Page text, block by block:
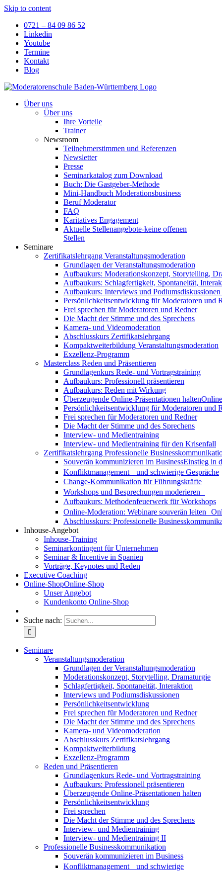
Skip to content
0721 – 84 09 86 52
Linkedin
Youtube
Termine
Kontakt
Blog
Über uns
Über uns
Ihre Vorteile
Trainer
Newsroom
Teilnehmerstimmen und Referenzen
Newsletter
Presse
Seminarkatalog zum Download
Buch: Die Gastgeber-Methode
Mini-Handbuch Moderationsbusiness
Beruf Moderator
FAQ
Karitatives Engagement
Aktuelle Stellenangebote-keine offenen
Stellen
Seminare
Zertifikatslehrgang Veranstaltungsmoderation
Grundlagen der Veranstaltungsmoderation
Aufbaukurs: Moderationskonzept, Storytelling,
Aufbaukurs: Schlagfertigkeit, Spontaneität,
Aufbaukurs: Interviews und
Persönlichkeitsentwicklung für Moderatoren und
Frei sprechen für Moderatoren und Redner
Die Macht der Stimme und des Sprechens
Kamera- und Videomoderation
Abschlusskurs Zertifikatslehrgang
Kompaktweiterbildung Veranstaltungsmoderation
Exzellenz-Programm
Masterclass Reden und Präsentieren
Grundlagenkurs Rede- und Vortragstraining
Aufbaukurs: Professionell präsentieren
Aufbaukurs: Reden mit Wirkung
Überzeugende Online-Präsentationen halten
Persönlichkeitsentwicklung für Moderatoren und
Frei sprechen für Moderatoren und Redner
Die Macht der Stimme und des Sprechens
Interview- und Medientraining
Interview- und Medientraining für den Krisenfall
Zertifikatslehrgang Professionelle
Souverän kommunizieren im BusinessEinstieg in
Konfliktmanagement und schwierige Gespräche
Change-Kommunikation für Führungskräfte
Workshops und Besprechungen moderieren
Aufbaukurs: Methodenfeuerwerk für Workshops
Online-Moderation: Webinare souverän leiten
Abschlusskurs: Professionelle
Inhouse-Angebot
Inhouse-Training
Seminarkontingent für Unternehmen
Seminar & Incentive in Spanien
Vorträge, Keynotes und Reden
Executive Coaching
Online-ShopOnline-Shop
Unser Angebot
Kundenkonto Online-Shop
Suche nach:
Seminare
Veranstaltungsmoderation
Grundlagen der Veranstaltungsmoderation
Moderationskonzept, Storytelling, Dramaturgie
Schlagfertigkeit, Spontaneität, Interaktion
Interviews und Podiumsdiskussionen
Persönlichkeitsentwicklung
Frei sprechen für Moderatoren und Redner
Die Macht der Stimme und des Sprechens
Kamera- und Videomoderation
Abschlusskurs Zertifikatslehrgang
Kompaktweiterbildung
Exzellenz-Programm
Reden und Präsentieren
Grundlagenkurs Rede- und Vortragstraining
Aufbaukurs: Professionell präsentieren
Überzeugende Online-Präsentationen halten
Persönlichkeitsentwicklung
Frei sprechen
Die Macht der Stimme und des Sprechens
Interview- und Medientraining
Interview- und Medientraining II
Professionelle Businesskommunikation
Souverän kommunizieren im Business
Konfliktmanagement und schwierige